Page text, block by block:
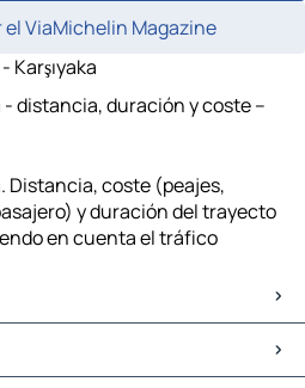
el ViaMichelin Magazine
Karşıyaka
- distancia, duración y coste –
Distancia, coste (peajes,
y duración del trayecto
en cuenta el tráfico